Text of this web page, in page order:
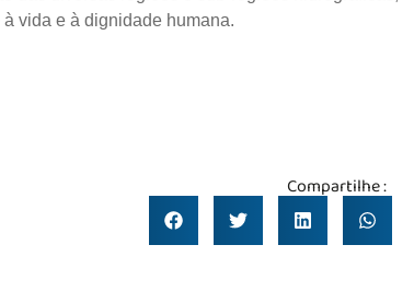
vida e à dignidade humana.
Compartilhe :